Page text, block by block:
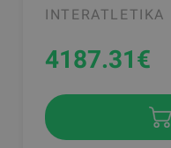
INTERATLETIKA
4187.31€